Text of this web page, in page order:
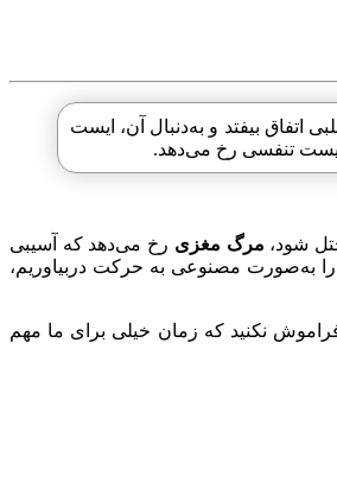
بیفتد و به‌دنبال آن، ایست
شود، مرگ مغزی رخ می‌دهد که آسیبی
به‌صورت مصنوعی به حرکت دربیاوریم،
نکنید که زمان خیلی برای ما مهم